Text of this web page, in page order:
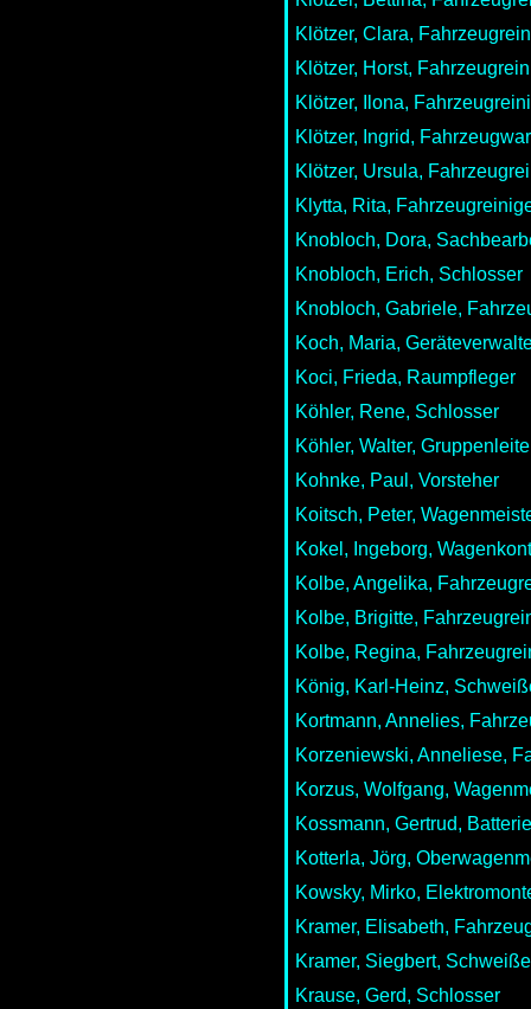
Klötzer, Clara,
Klötzer, Horst,
Klötzer, Ilona,
Klötzer, Ingrid,
Klötzer, Ursula,
Klytta, Rita,
Knobloch, Dora,
Knobloch, Erich, Schlosser
Knobloch, Gabriele,
Koch, Maria,
Koci, Frieda, Raumpfleger
Köhler, Rene, Schlosser
Köhler, Walter,
Kohnke, Paul, Vorsteher
Koitsch, Peter,
Kokel, Ingeborg,
Kolbe, Angelika,
Kolbe, Brigitte,
Kolbe, Regina,
König, Karl-Heinz,
Kortmann, Annelies,
Korzeniewski, Anneliese,
Korzus, Wolfgang,
Kossmann, Gertrud,
Kotterla, Jörg,
Kowsky, Mirko,
Kramer, Elisabeth,
Kramer, Siegbert,
Krause, Gerd, Schlosser